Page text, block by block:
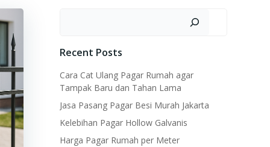
Recent Posts
Cara Cat Ulang Pagar Rumah agar
Tampak Baru dan Tahan Lama
Jasa Pasang Pagar Besi Murah Jakarta
Kelebihan Pagar Hollow Galvanis
Harga Pagar Rumah per Meter